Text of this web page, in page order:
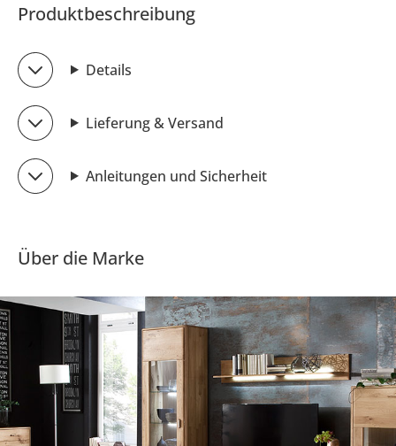
Produktbeschreibung
Details
Lieferung & Versand
Anleitungen und Sicherheit
Über die Marke